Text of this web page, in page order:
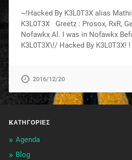
~!Hacked By K3L0T3X alias
K3L0T3X Greetz : Prosox, RxR,
Nofawkx Al. I was in Nofawkx
K3L0T3X\!/ Hacked By K3L0T3X! !
2016/12/20
KΑΤΗΓΟΡΊΕΣ
Agenda
Blog